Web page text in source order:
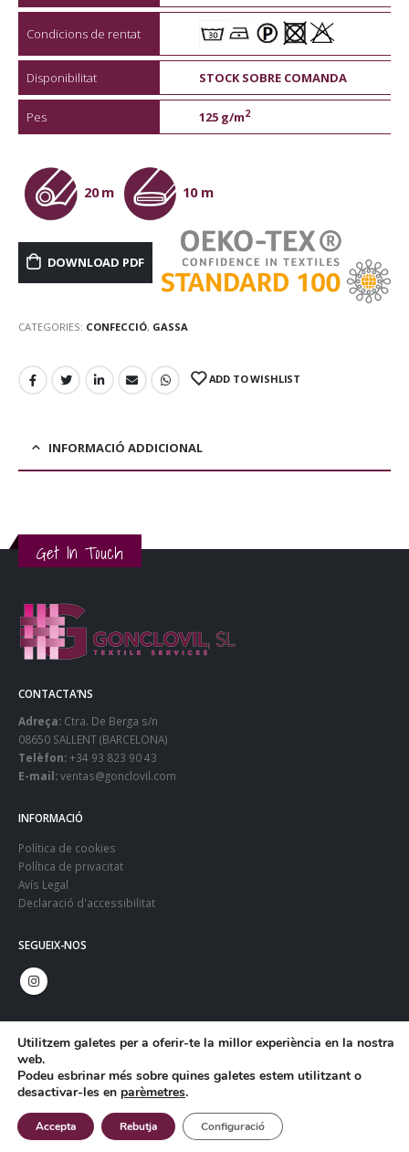
Condicions de rentat
Disponibilitat STOCK SOBRE COMANDA
Pes 125 g/m2
20 m 10 m
DOWNLOAD PDF
CATEGORIES: CONFECCIÓ, GASSA
ADD TO WISHLIST
INFORMACIÓ ADDICIONAL
Get In Touch
CONTACTA’NS
Adreça: Ctra. De Berga s/n
08650 SALLENT (BARCELONA)
Telèfon:+34 93 823 90 43
E-mail:ventas@gonclovil.com
INFORMACIÓ
Política de cookies
Política de privacitat
Avís Legal
Declaració d'accessibilitat
SEGUEIX-NOS
© Copyright 2024. Gonclovil - Web:Infoactiva't
Utilitzem galetes per a oferir-te la millor experiència en la nostra
web.
Podeu esbrinar més sobre quines galetes estem utilitzant o
desactivar-les en parèmetres.
Accepta Rebutja Configuració